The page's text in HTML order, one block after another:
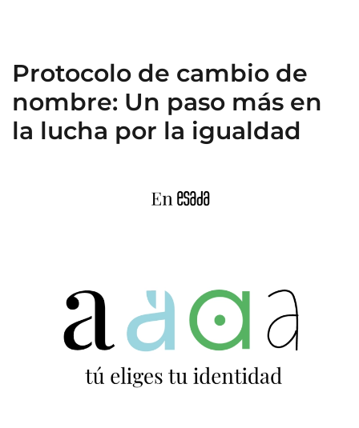
Protocolo de cambio de
nombre: Un paso más en
la lucha por la igualdad